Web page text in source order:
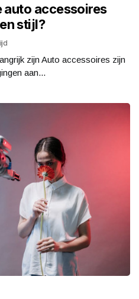
auto accessoires
stijl?
zijn Auto accessoires zijn
aan...